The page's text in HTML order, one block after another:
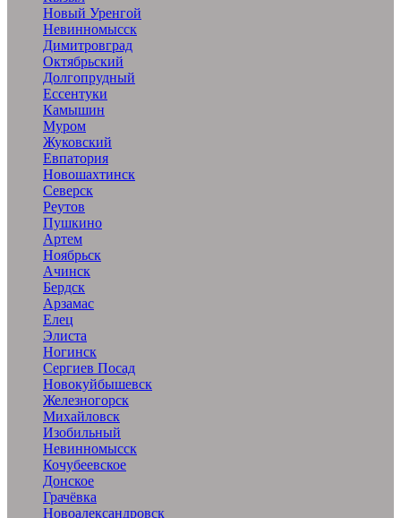
Новый Уренгой
Невинномысск
Димитровград
Октябрьский
Долгопрудный
Ессентуки
Камышин
Муром
Жуковский
Евпатория
Новошахтинск
Северск
Реутов
Пушкино
Артем
Ноябрьск
Ачинск
Бердск
Арзамас
Елец
Элиста
Ногинск
Сергиев Посад
Новокуйбышевск
Железногорск
Михайловск
Изобильный
Невинномысск
Кочубеевское
Донское
Грачёвка
Новоалександровск